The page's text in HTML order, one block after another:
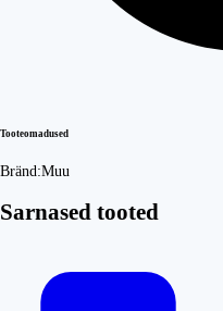
Tooteomadused
Bränd:Muu
Sarnased tooted